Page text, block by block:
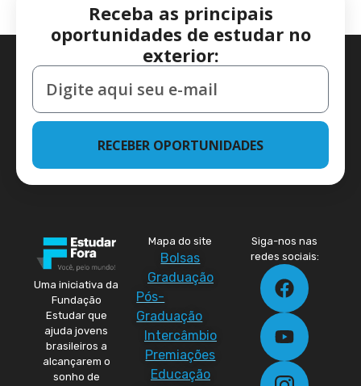
Receba as principais
oportunidades de estudar no
exterior:
RECEBER OPORTUNIDADES
Uma iniciativa da
Fundação
Estudar que
ajuda jovens
brasileiros a
alcançarem o
sonho de
Mapa do site
Bolsas
Graduação
Pós-
Graduação
Intercâmbio
Premiações
Educação
Siga-nos nas
redes sociais: